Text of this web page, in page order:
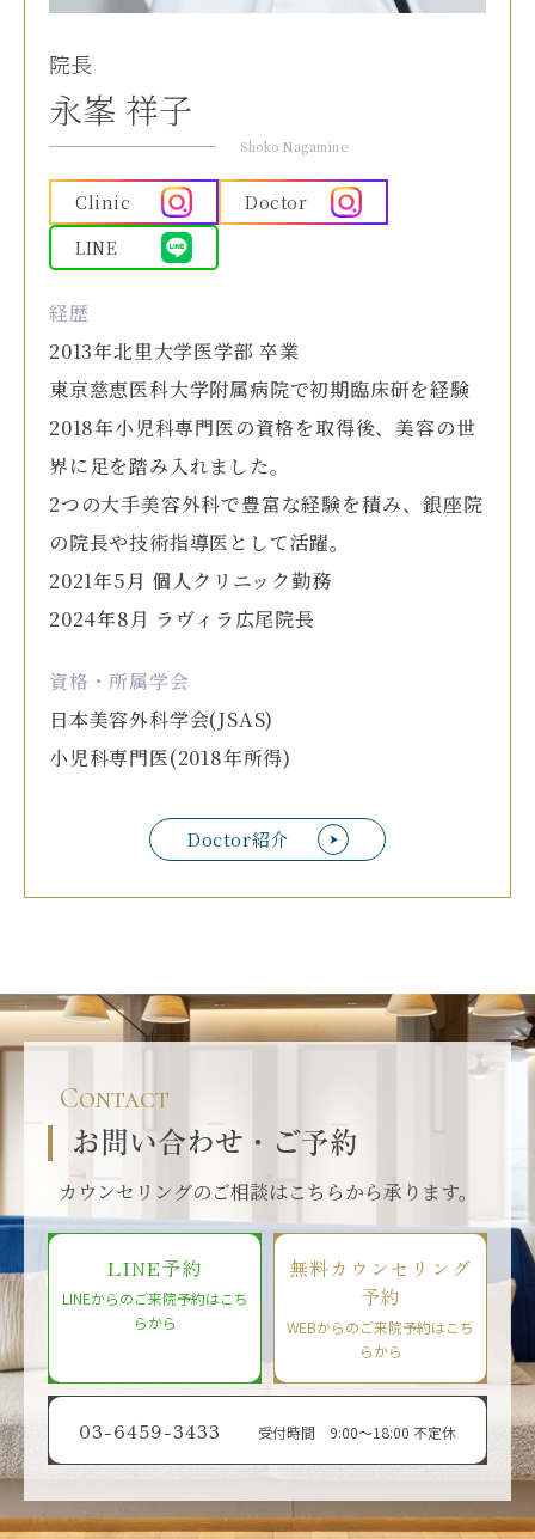
Doctor紹介
院長
永峯 祥子
Shoko Nagamine
Clinic
Doctor
LINE
経歴
2013年北里大学医学部 卒業
東京慈恵医科大学附属病院で初期臨床研を経験
2018年小児科専門医の資格を取得後、美容の世
界に足を踏み入れました。
2つの大手美容外科で豊富な経験を積み、銀座院
の院長や技術指導医として活躍。
2021年5月 個人クリニック勤務
2024年8月 ラヴィラ広尾院長
資格・所属学会
日本美容外科学会(JSAS)
小児科専門医(2018年所得)
Contact
お問い合わせ・ご予約
カウンセリングのご相談はこちらから承ります。
LINE予約
LINEからのご来院予約はこち
らから
無料カウンセリング
予約
WEBからのご来院予約はこち
らから
03-6459-3433 受付時間 9:00〜18:00 不定休